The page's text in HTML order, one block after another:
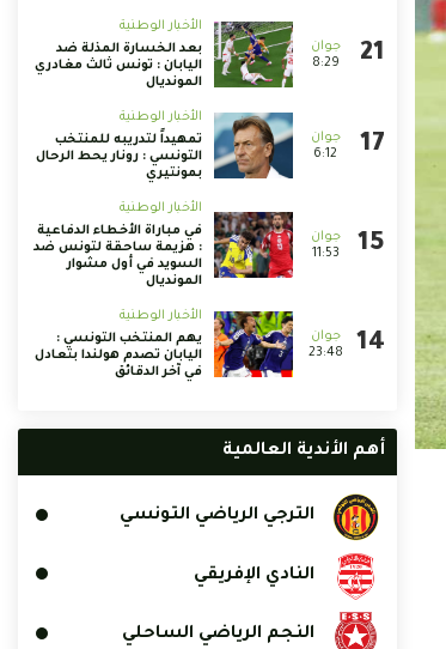
8:29
الأخبار الوطنية
بعد الخسارة المذلة ضد
اليابان : تونس ثالث مغادري
المونديال
6:12
الأخبار الوطنية
تمهيداً لتدريبه للمنتخب
التونسي : رونار يحط الرحال
بمونتيري
11:53
الأخبار الوطنية
في مباراة الأخطاء الدفاعية
: هزيمة ساحقة لتونس ضد
السويد في أول مشوار
المونديال
23:48
الأخبار الوطنية
يهم المنتخب التونسي :
اليابان تصدم هولندا بتعادل
في آخر الدقائق
أهم الأندية العالمية
الترجي الرياضي التونسي
النادي الإفريقي
النجم الرياضي الساحلي